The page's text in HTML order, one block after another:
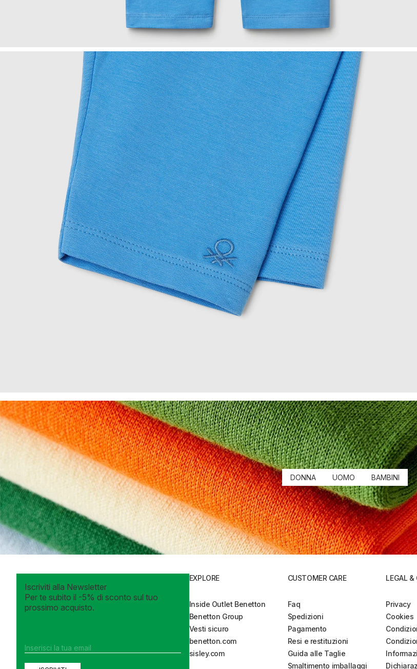
DONNA UOMO BAMBINI
Iscriviti alla Newsletter
Per te subito il -5% di sconto sul tuo
prossimo acquisto.
EXPLORE
Inside Outlet Benetton
Benetton Group
Vesti sicuro
benetton.com
sisley.com
CUSTOMER CARE
Faq
Spedizioni
Pagamento
Resi e restituzioni
Guida alle Taglie
Smaltimento imballaggi
LEGAL &
Privacy
Cookies